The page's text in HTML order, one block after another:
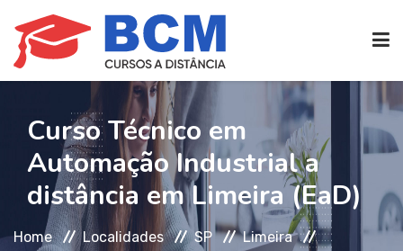
CURSOS TÉCNICOS(EAD)
EDIFICAÇÕES
SEG. TRABALHO
Curso Técnico em
Automação Industrial a
distância em Limeira (EaD)
Home Localidades SP
Limeira